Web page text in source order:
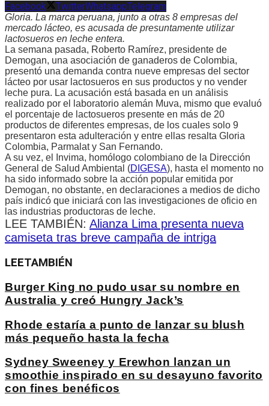
Facebook TwitterWhatsappTelegram
Gloria. La marca peruana, junto a otras 8 empresas del
mercado lácteo, es acusada de presuntamente utilizar
lactosueros en leche entera.
La semana pasada, Roberto Ramírez, presidente de
Demogan, una asociación de ganaderos de Colombia,
presentó una demanda contra nueve empresas del sector
lácteo por usar lactosueros en sus productos y no vender
leche pura. La acusación está basada en un análisis
realizado por el laboratorio alemán Muva, mismo que evaluó
el porcentaje de lactosueros presente en más de 20
productos de diferentes empresas, de los cuales solo 9
presentaron esta adulteración y entre ellas resalta Gloria
Colombia, Parmalat y San Fernando.
A su vez, el Invima, homólogo colombiano de la Dirección
General de Salud Ambiental (DIGESA), hasta el momento no
ha sido informado sobre la acción popular emitida por
Demogan, no obstante, en declaraciones a medios de dicho
país indicó que iniciará con las investigaciones de oficio en
las industrias productoras de leche.
LEE TAMBIÉN: Alianza Lima presenta nueva
camiseta tras breve campaña de intriga
LEETAMBIÉN
Burger King no pudo usar su nombre en
Australia y creó Hungry Jack’s
Rhode estaría a punto de lanzar su blush
más pequeño hasta la fecha
Sydney Sweeney y Erewhon lanzan un
smoothie inspirado en su desayuno favorito
con fines benéficos